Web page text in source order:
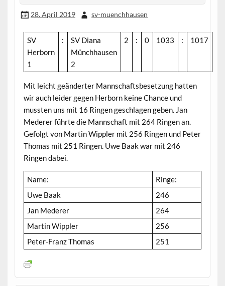
28. April 2019 sv-muenchhausen
SV
Herborn
1
:
SV Diana
Münchhausen
2
2 : 0 1033 : 1017
Mit leicht geänderter Mannschaftsbesetzung hatten
wir auch leider gegen Herborn keine Chance und
mussten uns mit 16 Ringen geschlagen geben. Jan
Mederer führte die Mannschaft mit 264 Ringen an.
Gefolgt von Martin Wippler mit 256 Ringen und Peter
Thomas mit 251 Ringen. Uwe Baak war mit 246
Ringen dabei.
Name:
Ringe:
Uwe Baak
246
Jan Mederer
264
Martin Wippler
256
Peter-Franz Thomas
251